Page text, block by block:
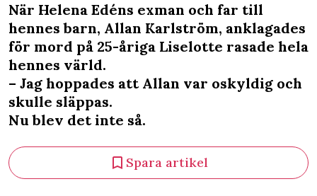
När Helena Edéns exman och far till
hennes barn, Allan Karlström, anklagades
för mord på 25-åriga Liselotte rasade hela
hennes värld.
– Jag hoppades att Allan var oskyldig och
skulle släppas.
Nu blev det inte så.
Spara artikel